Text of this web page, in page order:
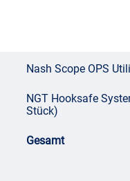
Nash Scope OPS
NGT Hooksafe
Stück)
Gesamt